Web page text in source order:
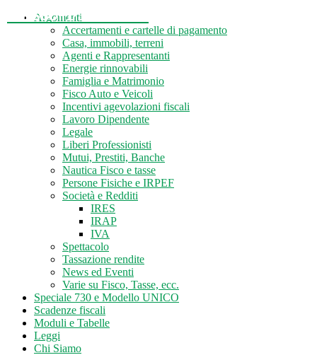
Argomenti
Accertamenti e cartelle di pagamento
Casa, immobili, terreni
Agenti e Rappresentanti
Energie rinnovabili
Famiglia e Matrimonio
Fisco Auto e Veicoli
Incentivi agevolazioni fiscali
Lavoro Dipendente
Legale
Liberi Professionisti
Mutui, Prestiti, Banche
Nautica Fisco e tasse
Persone Fisiche e IRPEF
Società e Redditi
IRES
IRAP
IVA
Spettacolo
Tassazione rendite
News ed Eventi
Varie su Fisco, Tasse, ecc.
Speciale 730 e Modello UNICO
Scadenze fiscali
Moduli e Tabelle
Leggi
Chi Siamo
Tasse-Fisco.com